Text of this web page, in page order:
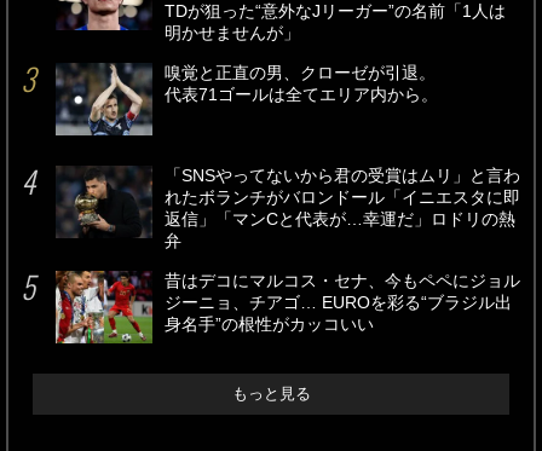
TDが狙った“意外なJリーガー”の名前「1人は
明かせませんが」
嗅覚と正直の男、クローゼが引退。
代表71ゴールは全てエリア内から。
「SNSやってないから君の受賞はムリ」と言わ
れたボランチがバロンドール「イニエスタに即
返信」「マンCと代表が…幸運だ」ロドリの熱
弁
昔はデコにマルコス・セナ、今もペペにジョル
ジーニョ、チアゴ… EUROを彩る“ブラジル出
身名手”の根性がカッコいい
もっと見る